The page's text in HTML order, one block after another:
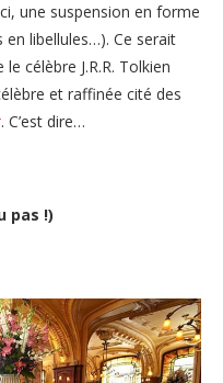
une suspension en forme
en libellules…). Ce serait
célèbre J.R.R. Tolkien
et raffinée cité des
. C’est dire…
pas !)